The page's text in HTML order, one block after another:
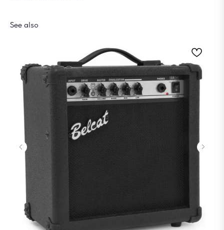
See also